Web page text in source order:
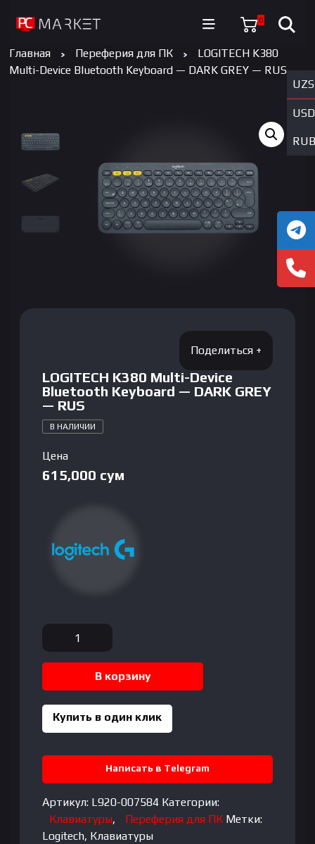
0
UZS
USD
RUB
Главная Переферия для ПК
LOGITECH K380
Multi-Device Bluetooth Keyboard — DARK GREY — RUS
LOGITECH K380 Multi-Device
Bluetooth Keyboard — DARK GREY
— RUS
В НАЛИЧИИ
Цена
615,000 сум
Количество
товара
LOGITECH
Device
Bluetooth
DARK
GREY
RUS
В корзину
Купить в один клик
Написать в Telegram
Артикул: L920-007584 Категории:
Клавиатуры, Переферия для ПК Метки:
Logitech, Клавиатуры